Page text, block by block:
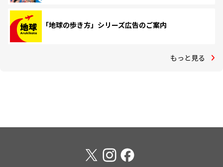
「地球の歩き方」シリーズ広告のご案内
もっと見る